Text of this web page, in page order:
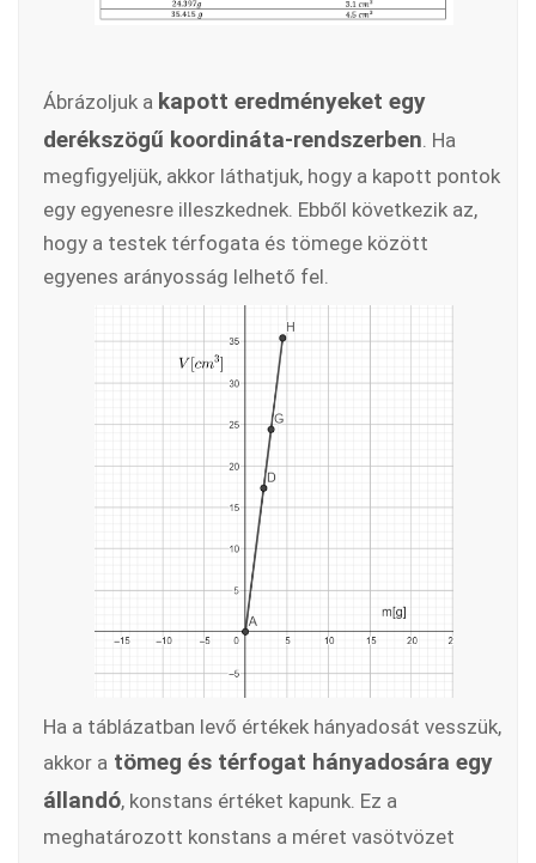
Ábrázoljuk a kapott eredményeket egy
derékszögű koordináta-rendszerben . Ha
megfigyeljük, akkor láthatjuk, hogy a kapott pontok
egy egyenesre illeszkednek. Ebből következik az,
hogy a testek térfogata és tömege között
egyenes arányosság lelhető fel.
Ha a táblázatban levő értékek hányadosát vesszük,
akkor a tömeg és térfogat hányadosára egy
állandó, konstans értéket kapunk. Ez a
meghatározott konstans a méret vasötvözet